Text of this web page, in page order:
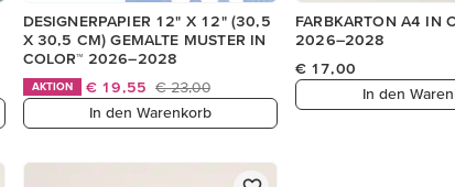
DESIGNERPAPIER 12" X 12" (30,5
X 30,5 CM) GEMALTE MUSTER IN
COLOR™ 2026–2028
AKTION € 19,55 € 23,00
In den Warenkorb
FARBKARTON A4 IN
2026–2028
€ 17,00
In den